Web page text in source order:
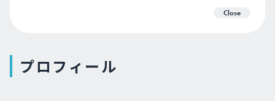
Close
プロフィール